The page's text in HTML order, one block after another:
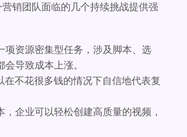
销团队面临的几个持续挑战提供强
项资源密集型任务，涉及脚本、选
导致成本上涨。
不花很多钱的情况下自信地代表复
企业可以轻松创建高质量的视频，